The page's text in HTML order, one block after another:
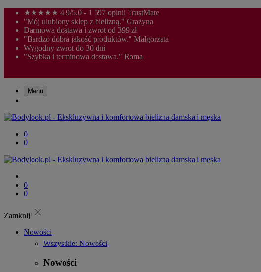
★★★★★ 4.9/5.0 - 1 597 opinii TrustMate
"Mój ulubiony sklep z bielizną." Grażyna
Darmowa dostawa i zwrot od 399 zł
"Bardzo dobra jakość produktów." Małgorzata
Wygodny zwrot do 30 dni
"Szybka i terminowa dostawa." Roma
Menu
0
0
0
0
Zamknij close
Nowości
Wszystkie: Nowości
Nowości